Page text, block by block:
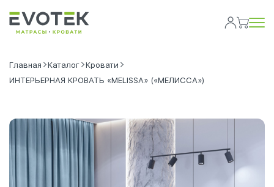
Главная Каталог
Кровати
ИНТЕРЬЕРНАЯ КРОВАТЬ «MELISSA» («МЕЛИССА»)